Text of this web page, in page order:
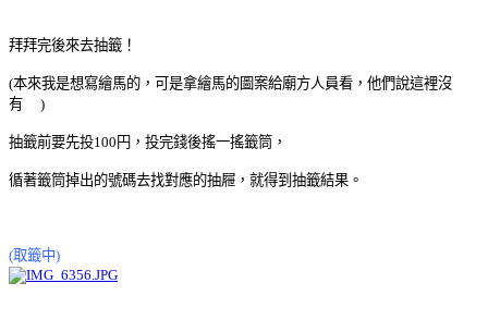
拜拜完後來去抽籤！
(本來我是想寫繪馬的，可是拿繪馬的圖案給廟方人員看，他們說這裡沒
有
)
抽籤前要先投100円，投完錢後搖一搖籤筒，
循著籤筒掉出的號碼去找對應的抽屜，就得到抽籤結果。
(取籤中)